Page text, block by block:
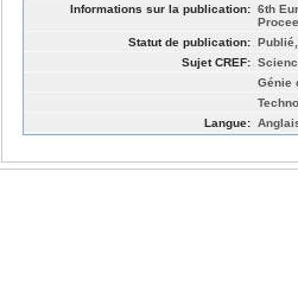
Informations sur la publication: 6th
Statut de publication:
Sujet CREF:
Génie
Langue: